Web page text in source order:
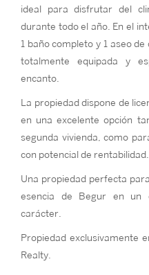
ideal para disfrutar del
durante todo el año. En el
1 baño completo y 1 aseo
totalmente equipada y
encanto.
La propiedad dispone de
en una excelente opción
segunda vivienda, como
con potencial de rentabilidad.
Una propiedad perfecta
esencia de Begur en un
carácter.
Propiedad exclusivamente
Realty.